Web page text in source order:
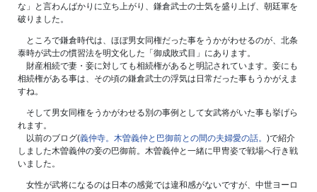
な」と言わんばかりに立ち上がり、鎌倉武士の士気を盛り上げ、朝廷軍を
破りました。
ところで鎌倉時代は、ほぼ男女同権だった事をうかがわせるのが、北条
泰時が武士の慣習法を明文化した「御成敗式目」にあります。
財産相続で妻・妾に対しても相続権があると明記されています。妾にも
相続権がある事は、その頃の鎌倉武士の浮気は日常だった事もうかがえま
すね。
そして男女同権をうかがわせる別の事例として女武将がいた事も挙げら
れます。
以前のブログ(義仲寺。木曽義仲と巴御前との間の夫婦愛の話。 )で紹介
しました木曽義仲の妾の巴御前。木曽義仲と一緒に甲冑姿で戦場へ行き戦
いました。
女性が武将になるのは日本の感覚では違和感がないですが、中世ヨーロ